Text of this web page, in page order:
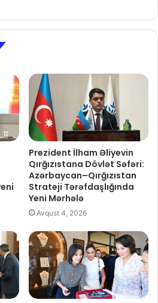
Prezident İlham Əliyevin
Qırğızıstana Dövlət Səfəri:
Azərbaycan–Qırğızıstan
Strateji Tərəfdaşlığında
Yeni Mərhələ
Avqust 4, 2026